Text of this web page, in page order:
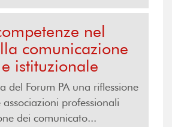
nel
comunicazione
istituzionale
del Forum PA una riflessione
professionali
dei comunicato...